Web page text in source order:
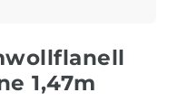
1,47m